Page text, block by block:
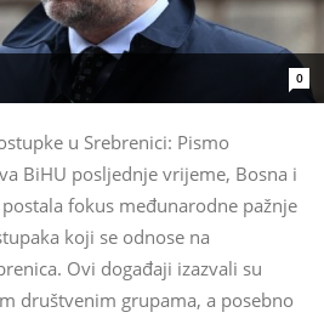
0
u Srebrenici: Pismo
BiHU posljednje vrijeme, Bosna i
fokus međunarodne pažnje
koji se odnose na
Ovi događaji izazvali su
društvenim grupama, a posebno